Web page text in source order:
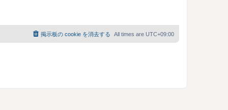
All times are UTC+09:00
掲示板の cookie を消去する